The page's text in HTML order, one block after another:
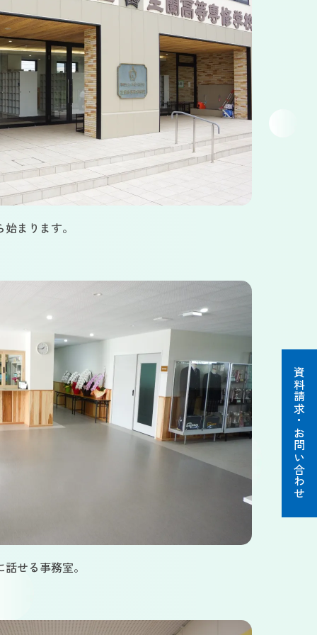
資料請求・お問い合わせ
まります。
せる事務室。